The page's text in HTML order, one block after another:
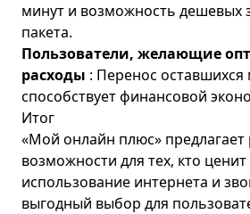
минут и возможность дешевых
пакета.
Пользователи, желающие
расходы : Перенос
способствует финансовой
Итог
«Мой онлайн плюс»
возможности для тех, кто
использование интернета и
выгодный выбор для